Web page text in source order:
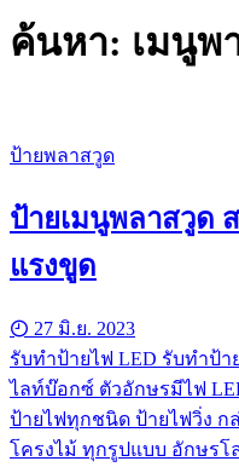
ค้นหา: เมนูพ
ป้ายพลาสวูด
ป้ายเมนูพลาสวูด
แรงขูด
27 มิ.ย. 2023
รับทําป้ายไฟ LED รับทำป้า
ไลท์บ๊อกซ์ ตัวอักษรมีไฟ
ป้ายไฟทุกชนิด ป้ายไฟวิ่ง ก
โครงไม้ ทุกรูปแบบ อักษรโ